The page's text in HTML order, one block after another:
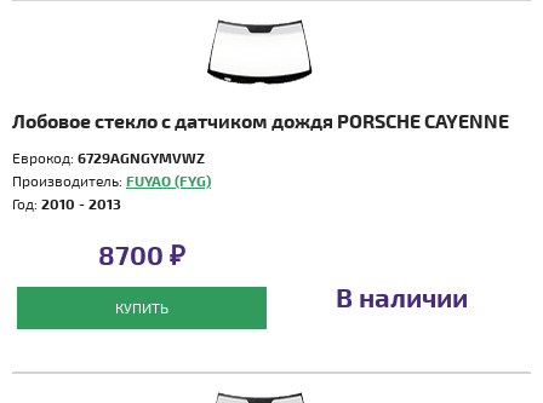
Лобовое стекло с датчиком дождя PORSCHE CAYENNE
Еврокод: 6729AGNGYMVWZ
Производитель: FUYAO (FYG)
Год: 2010 - 2013
8700 ₽
КУПИТЬ В наличии